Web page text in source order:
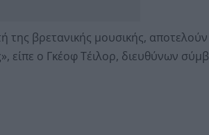
της βρετανικής μουσικής,
είπε ο Γκέοφ Τέιλορ, διευθύνων